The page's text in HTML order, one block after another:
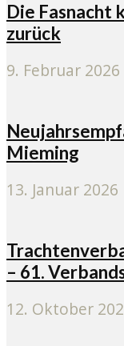
Die Fasnacht
zurück
9. Februar 2026
Mieming
13. Januar 2026
– 61.
12. Oktober